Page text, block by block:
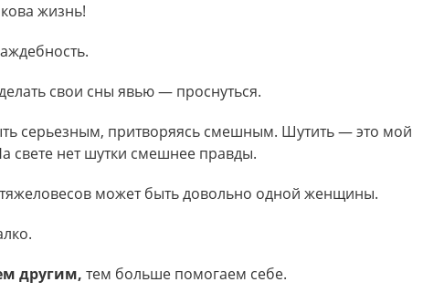
жизнь!
свои сны явью — проснуться.
серьезным, притворяясь смешным. Шутить — это мой
свете нет шутки смешнее правды.
может быть довольно одной женщины.
другим, тем больше помогаем себе.